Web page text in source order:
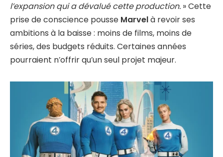
l’expansion qui a dévalué cette production. » Cette
prise de conscience pousse Marvelà revoir ses
ambitions à la baisse : moins de films, moins de
séries, des budgets réduits. Certaines années
pourraient n’offrir qu’un seul projet majeur.